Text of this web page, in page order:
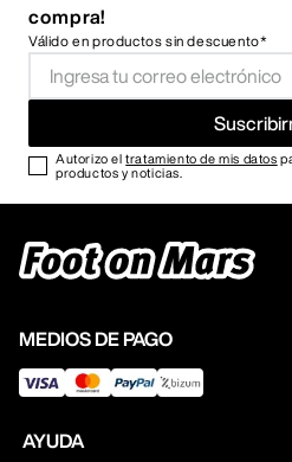
compra!
Válido en productos sin descuento*
Autorizo eltratamiento de mis datos
productos y noticias.
MEDIOS DE PAGO
AYUDA